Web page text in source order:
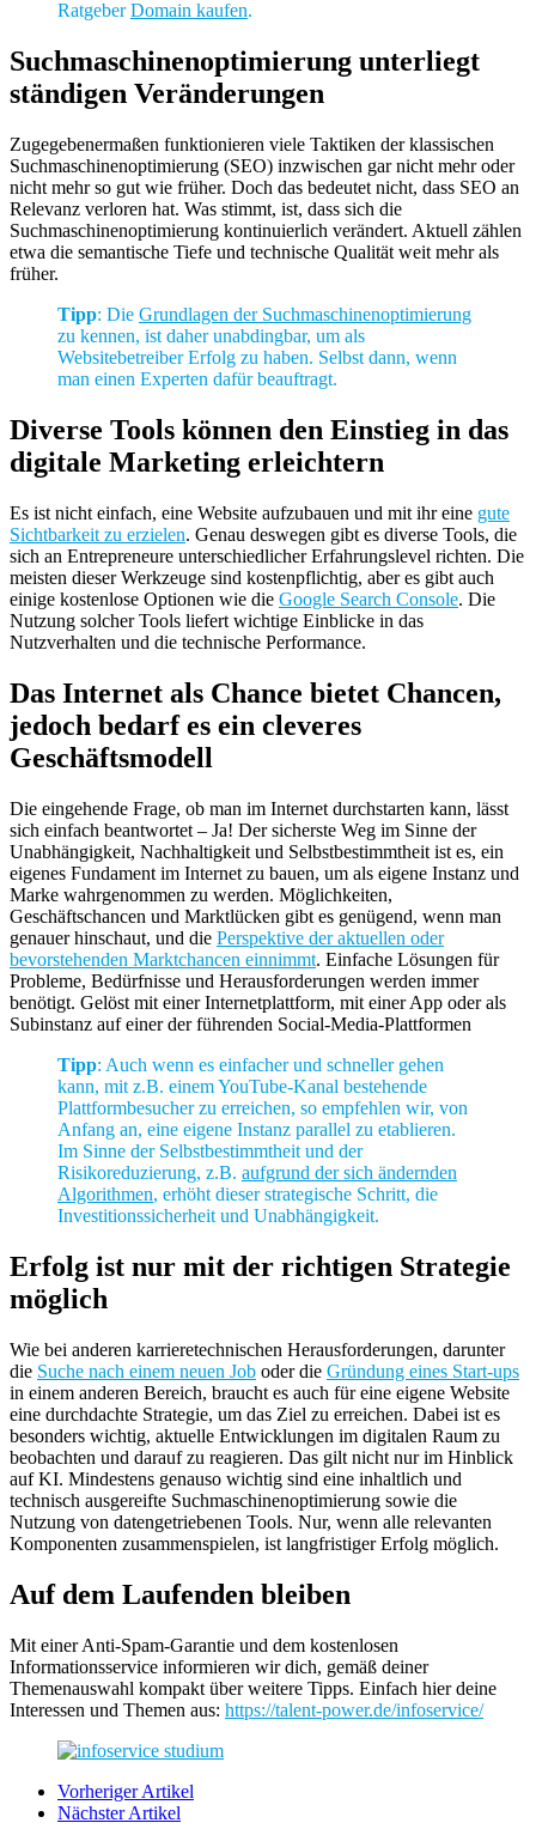
RatgeberDomain kaufen.
Suchmaschinenoptimierung unterliegt
ständigen Veränderungen
Zugegebenermaßen funktionieren viele Taktiken der klassischen
Suchmaschinenoptimierung (SEO) inzwischen gar nicht mehr oder
nicht mehr so gut wie früher. Doch das bedeutet nicht, dass SEO an
Relevanz verloren hat. Was stimmt, ist, dass sich die
Suchmaschinenoptimierung kontinuierlich verändert. Aktuell zählen
etwa die semantische Tiefe und technische Qualität weit mehr als
früher.
Tipp: Die Grundlagen der Suchmaschinenoptimierung
zu kennen, ist daher unabdingbar, um als
Websitebetreiber Erfolg zu haben. Selbst dann, wenn
man einen Experten dafür beauftragt.
Diverse Tools können den Einstieg in das
digitale Marketing erleichtern
Es ist nicht einfach, eine Website aufzubauen und mit ihr eine gute
Sichtbarkeit zu erzielen. Genau deswegen gibt es diverse Tools, die
sich an Entrepreneure unterschiedlicher Erfahrungslevel richten. Die
meisten dieser Werkzeuge sind kostenpflichtig, aber es gibt auch
einige kostenlose Optionen wie die Google Search Console. Die
Nutzung solcher Tools liefert wichtige Einblicke in das
Nutzverhalten und die technische Performance.
Das Internet als Chance bietet Chancen,
jedoch bedarf es ein cleveres
Geschäftsmodell
Die eingehende Frage, ob man im Internet durchstarten kann, lässt
sich einfach beantwortet – Ja! Der sicherste Weg im Sinne der
Unabhängigkeit, Nachhaltigkeit und Selbstbestimmtheit ist es, ein
eigenes Fundament im Internet zu bauen, um als eigene Instanz und
Marke wahrgenommen zu werden. Möglichkeiten,
Geschäftschancen und Marktlücken gibt es genügend, wenn man
genauer hinschaut, und die Perspektive der aktuellen oder
bevorstehenden Marktchancen einnimmt. Einfache Lösungen für
Probleme, Bedürfnisse und Herausforderungen werden immer
benötigt. Gelöst mit einer Internetplattform, mit einer App oder als
Subinstanz auf einer der führenden Social-Media-Plattformen
Tipp: Auch wenn es einfacher und schneller gehen
kann, mit z.B. einem YouTube-Kanal bestehende
Plattformbesucher zu erreichen, so empfehlen wir, von
Anfang an, eine eigene Instanz parallel zu etablieren.
Im Sinne der Selbstbestimmtheit und der
Risikoreduzierung, z.B. aufgrund der sich ändernden
Algorithmen, erhöht dieser strategische Schritt, die
Investitionssicherheit und Unabhängigkeit.
Erfolg ist nur mit der richtigen Strategie
möglich
Wie bei anderen karrieretechnischen Herausforderungen, darunter
die Suche nach einem neuen Job oder die Gründung eines Start-ups
in einem anderen Bereich, braucht es auch für eine eigene Website
eine durchdachte Strategie, um das Ziel zu erreichen. Dabei ist es
besonders wichtig, aktuelle Entwicklungen im digitalen Raum zu
beobachten und darauf zu reagieren. Das gilt nicht nur im Hinblick
auf KI. Mindestens genauso wichtig sind eine inhaltlich und
technisch ausgereifte Suchmaschinenoptimierung sowie die
Nutzung von datengetriebenen Tools. Nur, wenn alle relevanten
Komponenten zusammenspielen, ist langfristiger Erfolg möglich.
Auf dem Laufenden bleiben
Mit einer Anti-Spam-Garantie und dem kostenlosen
Informationsservice informieren wir dich, gemäß deiner
Themenauswahl kompakt über weitere Tipps. Einfach hier deine
Interessen und Themen aus: https://talent-power.de/infoservice/
Vorheriger Artikel
Nächster Artikel